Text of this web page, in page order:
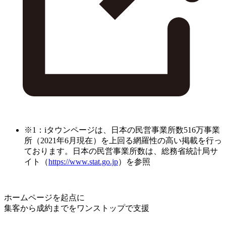
※1：iタウンページは、日本の民営事業所数516万事業
所（2021年6月現在）を上回る網羅性の高い掲載を行っ
ております。日本の民営事業所数は、総務省統計局サ
イト（https://www.stat.go.jp）を参照
ホームページを起点に
集客から成約までをワンストップで支援